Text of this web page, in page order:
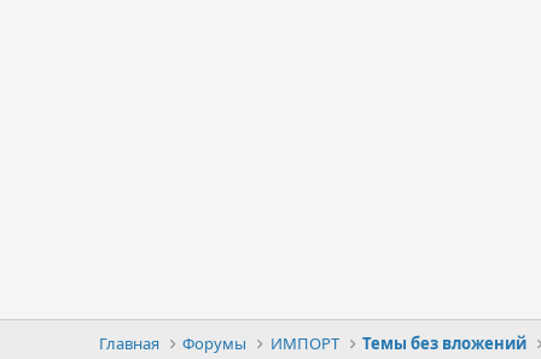
Главная Форумы ИМПОРТ Темы без вложений